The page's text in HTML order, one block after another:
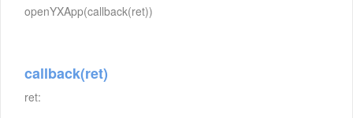
openYXApp(callback(ret))
callback(ret)
ret: